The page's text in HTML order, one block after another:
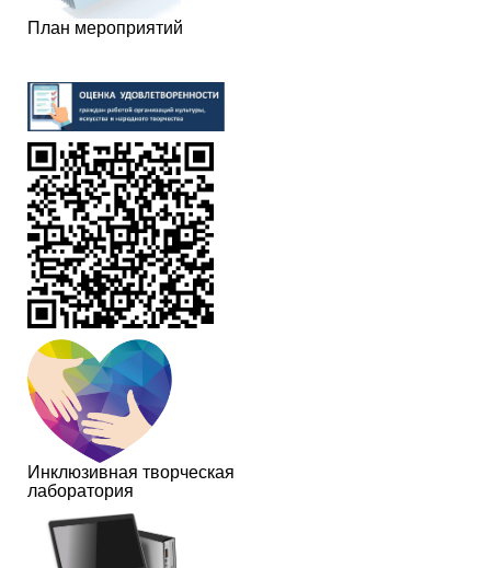
План мероприятий
Инклюзивная творческая
лаборатория